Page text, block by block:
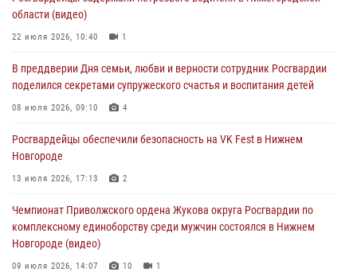
16 июля 2026, 05:00
Росгвардейцы обеспечили безопасность на VK Fest в Нижнем
13 июля 2026, 17:13
Нижегородские росгвардейцы за прошедшую неделю выезжали
13 июля 2026, 06:45
Росгвардейцы предотвратили серию краж в Нижнем Новгороде
области (видео)
22 июля 2026, 10:40 1
В преддверии Дня семьи, любви и верности сотрудник Росгвардии
поделился секретами супружеского счастья и воспитания детей
08 июля 2026, 09:10 4
Росгвардейцы обеспечили безопасность на VK Fest в Нижнем
Новгороде
13 июля 2026, 17:13 2
Чемпионат Приволжского ордена Жукова округа Росгвардии по
комплексному единоборству среди мужчин состоялся в Нижнем
Новгороде (видео)
09 июля 2026, 14:07 10 1